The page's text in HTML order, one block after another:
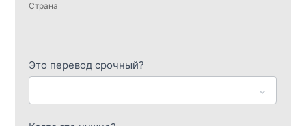
Страна
Это перевод срочный?